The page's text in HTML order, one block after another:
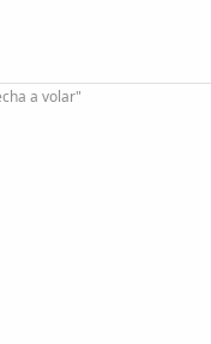
a volar"